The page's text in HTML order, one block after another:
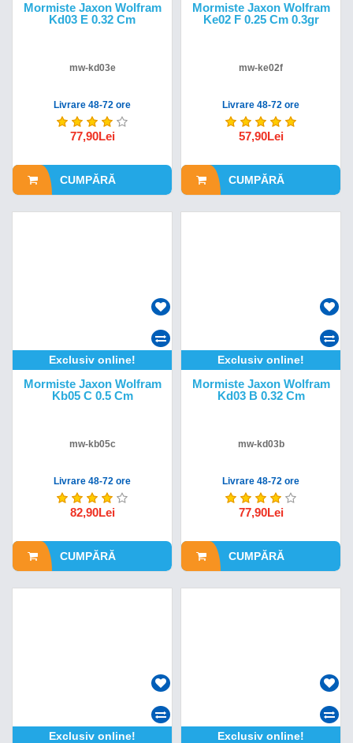
Mormiste Jaxon Wolfram
Kd03 E 0.32 Cm
mw-kd03e
Livrare 48-72 ore
77,90Lei
CUMPĂRĂ
Mormiste Jaxon Wolfram
Ke02 F 0.25 Cm 0.3gr
mw-ke02f
Livrare 48-72 ore
57,90Lei
CUMPĂRĂ
Exclusiv online!
Mormiste Jaxon Wolfram
Kb05 C 0.5 Cm
mw-kb05c
Livrare 48-72 ore
82,90Lei
CUMPĂRĂ
Exclusiv online!
Mormiste Jaxon Wolfram
Kd03 B 0.32 Cm
mw-kd03b
Livrare 48-72 ore
77,90Lei
CUMPĂRĂ
Exclusiv online! Exclusiv online!